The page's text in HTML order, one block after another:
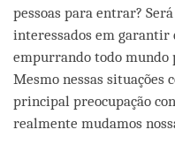
pessoas para entrar?
interessados em garantir
empurrando todo mundo
Mesmo nessas situações
principal preocupação
realmente mudamos